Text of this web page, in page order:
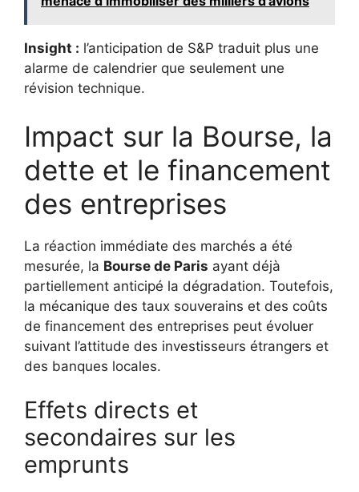
Insight : l’anticipation de S&P traduit plus une
alarme de calendrier que seulement une
révision technique.
Impact sur la Bourse, la
dette et le financement
des entreprises
La réaction immédiate des marchés a été
mesurée, la Bourse de Paris ayant déjà
partiellement anticipé la dégradation. Toutefois,
la mécanique des taux souverains et des coûts
de financement des entreprises peut évoluer
suivant l’attitude des investisseurs étrangers et
des banques locales.
Effets directs et
secondaires sur les
emprunts